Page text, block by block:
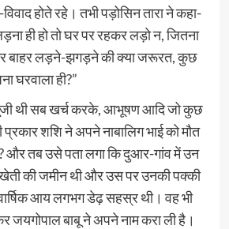
होते रहे। तभी पड़ोसिन तारा ने कहा-
ही हो तो घर पर रहकर लड़ो न, जितना
बाहर लड़ने-झगड़ने की क्या जरूरत, कुछ
घरवाला ही?”
थी सब खर्च करके, आभूषण आदि जो कुछ
शशि ने अपने नाबालिग भाई को मौत
और तब उसे पता लगा कि दुआर-गांव में उन
खेती की जमीन थी और उस पर उनकी पक्की
आय लगभग डेढ़ सहस्र थी। वह भी
जयगोपाल बाबू ने अपने नाम करा ली है।